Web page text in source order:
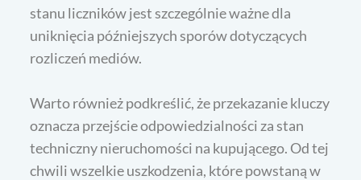
stanu liczników jest szczególnie ważne dla
uniknięcia późniejszych sporów dotyczących
rozliczeń mediów.
Warto również podkreślić, że przekazanie kluczy
oznacza przejście odpowiedzialności za stan
techniczny nieruchomości na kupującego. Od tej
chwili wszelkie uszkodzenia, które powstaną w